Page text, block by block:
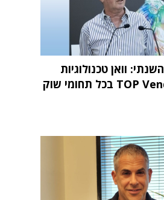
מחקר STKI השנתי: וואן טכנולוגיות
דורגה כ-TOP Vendor בכל תחומי שוק